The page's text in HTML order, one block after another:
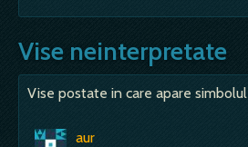
Vise neinterpretate
Vise postate in care apare simbolul
aur